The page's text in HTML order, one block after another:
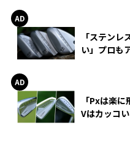
「ステン
い」プロも
「Pxは楽
Vはカッコ